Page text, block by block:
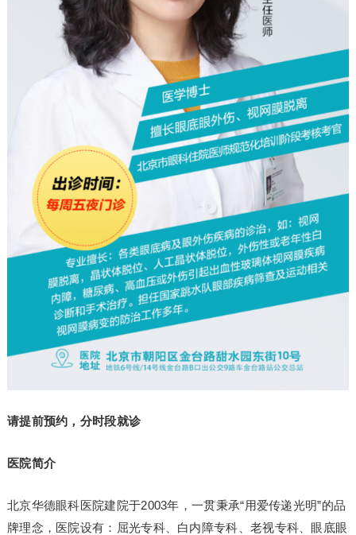
请提前预约，分时段就诊
医院简介
北京华德眼科医院建院于2003年，一贯秉承“用爱传递光明”的品
牌理念，医院设有：屈光专科、白内障专科、老视专科、眼底眼